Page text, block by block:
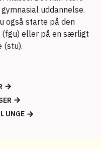
uddannelse.
også starte på den
(fgu) eller på en særligt
(stu).
UNGE